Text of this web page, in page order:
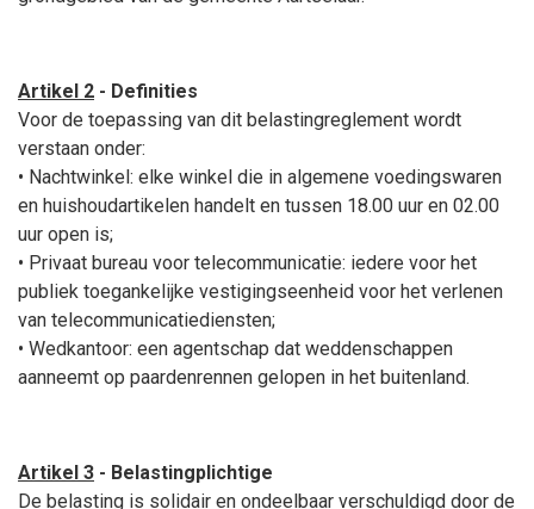
Artikel 2 - Definities
Voor de toepassing van dit belastingreglement wordt
verstaan onder:
• Nachtwinkel: elke winkel die in algemene voedingswaren
en huishoudartikelen handelt en tussen 18.00 uur en 02.00
uur open is;
• Privaat bureau voor telecommunicatie: iedere voor het
publiek toegankelijke vestigingseenheid voor het verlenen
van telecommunicatiediensten;
• Wedkantoor: een agentschap dat weddenschappen
aanneemt op paardenrennen gelopen in het buitenland.
Artikel 3 - Belastingplichtige
De belasting is solidair en ondeelbaar verschuldigd door de